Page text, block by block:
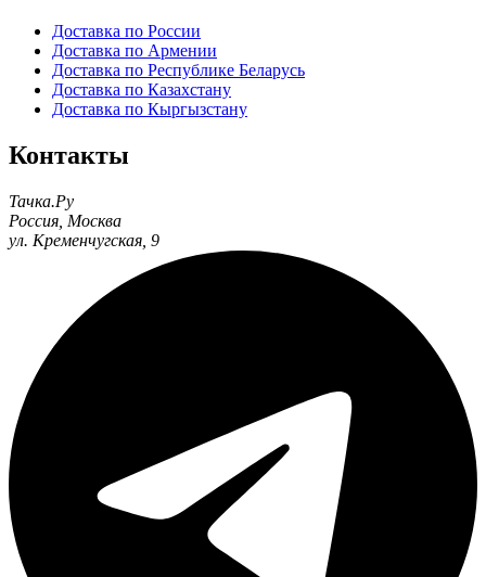
Доставка по России
Доставка по Армении
Доставка по Республике Беларусь
Доставка по Казахстану
Доставка по Кыргызстану
Контакты
Тачка.Ру
Россия Москва
ул. Кременчугская, 9